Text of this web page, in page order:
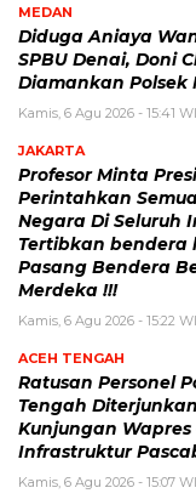
MEDAN
Diduga Aniaya
SPBU Denai, Doni
Diamankan Polsek
Kamis, 6 Agu 2026 - 15:41
JAKARTA
Profesor Minta
Perintahkan
Negara Di Seluruh
Tertibkan bendera
Pasang Bendera
Merdeka !!!
Kamis, 6 Agu 2026 - 15:22
ACEH TENGAH
Ratusan Personel
Tengah
Kunjungan
Infrastruktur
Kamis, 6 Agu 2026 - 15:07